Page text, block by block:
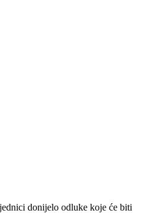
donijelo odluke koje će biti